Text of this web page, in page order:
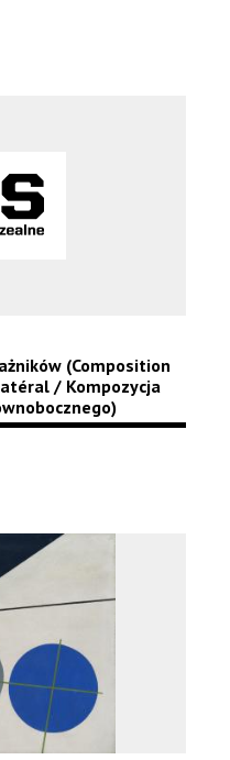
(Composition
/ Kompozycja